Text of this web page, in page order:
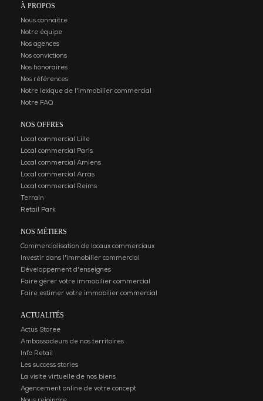
À PROPOS
Nous connaitre
Notre équipe
Nos agences
Nos convictions
Nos honoraires
Nos références
Notre lexique de l'immobilier commercial
Notre FAQ
NOS OFFRES
Local commercial Lille
Local commercial Paris
Local commercial Amiens
Local commercial Arras
Local commercial Reims
Terrain
Retail Park
NOS MÉTIERS
Commercialisation de locaux commerciaux
Investir dans l'immobilier commercial
Développement d'enseignes
Faire gérer votre immobilier commercial
Faire estimer votre immobilier commercial
ACTUALITÉS
Actus Storee
Ambassadeurs de nos territoires
Info Retail
Les success stories
La visite virtuelle de nos biens
Agencement online de votre concept